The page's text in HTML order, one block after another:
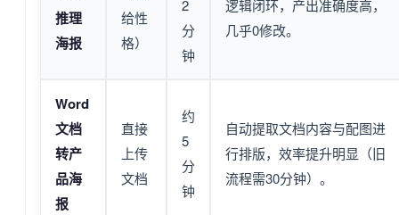
推理
海报
给性
格）
2
分
钟
逻辑闭环，产出准确度高，
几乎0修改。
Word
文档
转产
品海
报
直接
上传
文档
约
5
分
钟
自动提取文档内容与配图进
行排版，效率提升明显（旧
流程需30分钟）。